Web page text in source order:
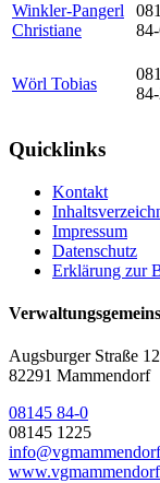
Winkler-Pangerl
Christiane
Wörl Tobias
84-
Quicklinks
Kontakt
Impressum
Datenschutz
Erklärung zur
Augsburger Straße 12
82291 Mammendorf
08145 84-0
08145 1225